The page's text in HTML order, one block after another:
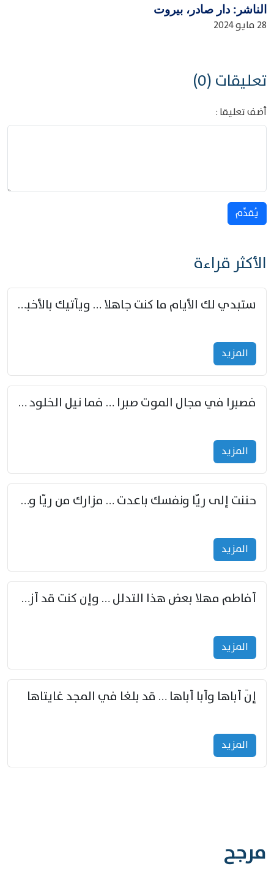
الناشر: دار صادر، بيروت
28 مايو 2024
تعليقات (0)
أضف تعليقا :
يُقدِّم
الأكثر قراءة
ستبدي لك الأيام ما كنت جاهلا … ويأتيك بالأخبار من لم تزوّد
المزید
فصبرا في مجال الموت صبرا … فما نيل الخلود بمستطاع
المزید
حننت إلى ريّا ونفسك باعدت … مزارك من ريّا وشعباكما معا
المزید
أفاطم مهلا بعض هذا التدلل … وإن كنت قد أزمعت صرمي فأجملي
المزید
إنّ أباها وأبا أباها … قد بلغا في المجد غايتاها
المزید
مرجح